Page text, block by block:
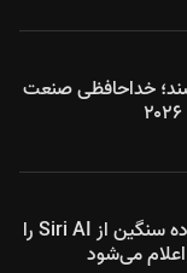
خداحافظی صنعت
اپل دریافت هزینه برای استفاده سنگین از Siri AI را
اعلام می‌شود